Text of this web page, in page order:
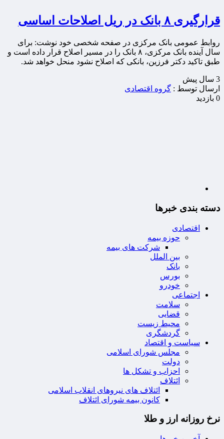
قرارگیری ۸ بانک در ریل اصلاحات اساسی
روابط عمومی بانک مرکزی در صفحه شخصی خود نوشت: برای
سال آینده بانک مرکزی، ۸ بانک را در مسیر اصلاح قرار داده است و
طبق تاکید دکتر فرزین، بانکی که اصلاح نشود منحل خواهد شد.
3 سال پيش
ارسال توسط : گروه اقتصادی
0 بازدید
دسته بندی خبرها
اقتصادی
حوزه بیمه
شرکت های بیمه
بین الملل
بانک
بورس
خودرو
اجتماعی
سلامت
قضایی
محیط زیست
گردشگری
سیاست و اقتصاد
مجلس شورای اسلامی
دولت
احزاب و تشکل ها
ائتلاف
ائتلاف های نیروهای انقلاب اسلامی
کانون بیمه شورای ائتلاف
نرخ روزانه ارز و طلا